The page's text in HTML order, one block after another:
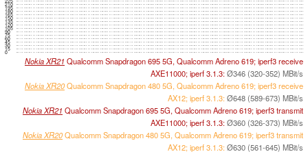
0
15
30
45
60
75
90
105
120
135
150
165
180
195
210
Nokia XR21 Qualcomm Snapdragon 695 5G, Qualcomm Adreno 619; iperf3 receive
AXE11000; iperf 3.1.3:Ø346 (320-352) MBit/s
Nokia XR20Qualcomm Snapdragon 480 5G, Qualcomm Adreno 619; iperf3 receive
AX12; iperf 3.1.3:Ø648 (589-673) MBit/s
Nokia XR21 Qualcomm Snapdragon 695 5G, Qualcomm Adreno 619; iperf3 transmit
AXE11000; iperf 3.1.3:Ø360 (326-373) MBit/s
Nokia XR20Qualcomm Snapdragon 480 5G, Qualcomm Adreno 619; iperf3 transmit
AX12; iperf 3.1.3:Ø630 (561-645) MBit/s